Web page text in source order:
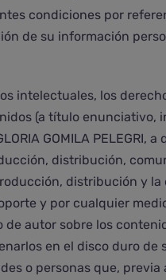
condiciones por
de su información
intelectuales, los
(a título enunciativo,
GOMILA PELEGRI, a
distribución,
distribución y la
y por cualquier
de autor sobre los
en el disco duro de
o personas que, previa